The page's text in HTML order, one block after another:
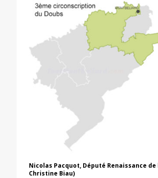
Nicolas Pacquot, Député Renaissance
Christine Biau)